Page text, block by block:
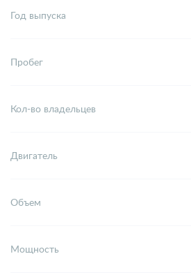
Год выпуска
Пробег
Кол-во владельцев
Двигатель
Объем
Мощность